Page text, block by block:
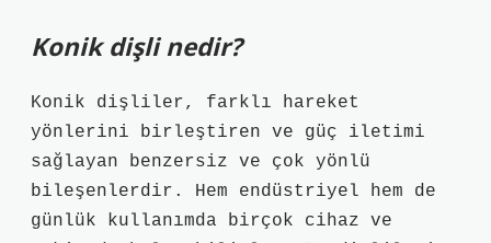
Konik dişli nedir?
Konik dişliler, farklı hareket
yönlerini birleştiren ve güç iletimi
sağlayan benzersiz ve çok yönlü
bileşenlerdir. Hem endüstriyel hem de
günlük kullanımda birçok cihaz ve